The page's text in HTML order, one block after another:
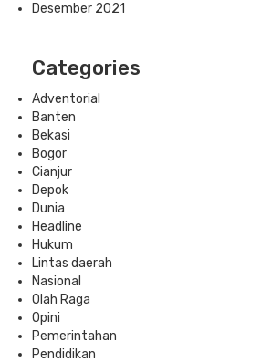
Desember 2021
Categories
Adventorial
Banten
Bekasi
Bogor
Cianjur
Depok
Dunia
Headline
Hukum
Lintas daerah
Nasional
Olah Raga
Opini
Pemerintahan
Pendidikan